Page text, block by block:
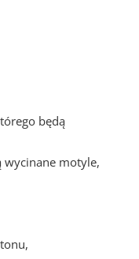
będą
wycinane motyle,